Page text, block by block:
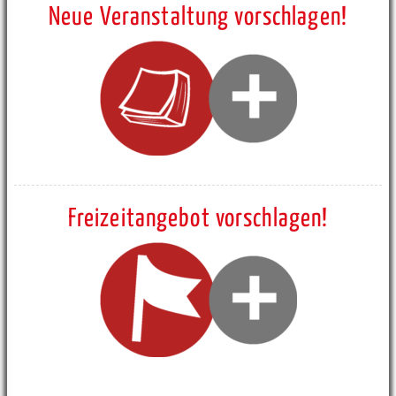
Neue Veranstaltung vorschlagen!
Freizeitangebot vorschlagen!